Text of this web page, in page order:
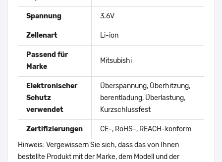
Spannung 3.6V
Zellenart Li-ion
Passend für
Marke
Mitsubishi
Elektronischer
Schutz
verwendet
Überspannung, Überhitzung,
berentladung, Überlastung,
Kurzschlussfest
Zertifizierungen
CE-, RoHS-, REACH-konform
Hinweis: Vergewissern Sie sich, dass das von Ihnen
bestellte Produkt mit der Marke, dem Modell und der